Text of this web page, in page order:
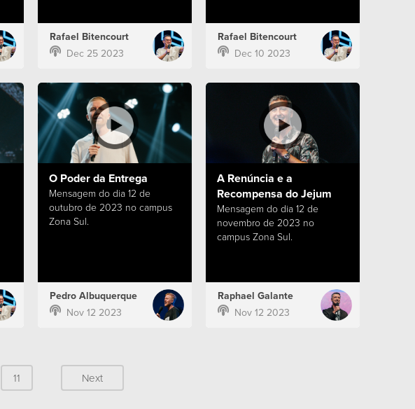
Rafael Bitencourt
Dec 25 2023
Rafael Bitencourt
Dec 10 2023
O Poder da Entrega
Mensagem do dia 12 de
outubro de 2023 no campus
Zona Sul.
Pedro Albuquerque
Nov 12 2023
A Renúncia e a
Recompensa do Jejum
Mensagem do dia 12 de
novembro de 2023 no
campus Zona Sul.
Raphael Galante
Nov 12 2023
11 Next